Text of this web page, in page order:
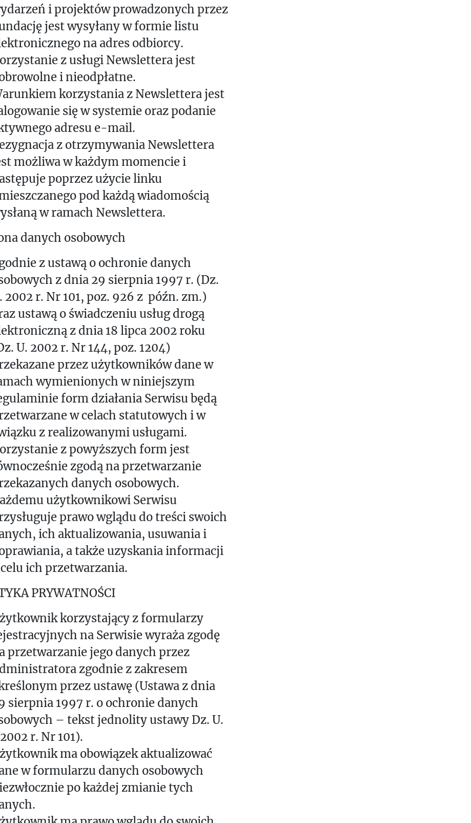
i projektów prowadzonych przez
jest wysyłany w formie listu
na adres odbiorcy.
z usługi Newslettera jest
i nieodpłatne.
korzystania z Newslettera jest
się w systemie oraz podanie
adresu e-mail.
z otrzymywania Newslettera
możliwa w każdym momencie i
poprzez użycie linku
pod każdą wiadomością
w ramach Newslettera.
danych osobowych
z ustawą o ochronie danych
z dnia 29 sierpnia 1997 r. (Dz.
2002 r. Nr 101, poz. 926 z późn. zm.)
ustawą o świadczeniu usług drogą
z dnia 18 lipca 2002 roku
U. 2002 r. Nr 144, poz. 1204)
przez użytkowników dane w
wymienionych w niniejszym
form działania Serwisu będą
w celach statutowych i w
z realizowanymi usługami.
z powyższych form jest
zgodą na przetwarzanie
danych osobowych.
użytkownikowi Serwisu
prawo wglądu do treści swoich
ich aktualizowania, usuwania i
a także uzyskania informacji
ich przetwarzania.
PRYWATNOŚCI
korzystający z formularzy
na Serwisie wyraża zgodę
przetwarzanie jego danych przez
zgodnie z zakresem
przez ustawę (Ustawa z dnia
sierpnia 1997 r. o ochronie danych
– tekst jednolity ustawy Dz. U.
r. Nr 101).
ma obowiązek aktualizować
w formularzu danych osobowych
po każdej zmianie tych